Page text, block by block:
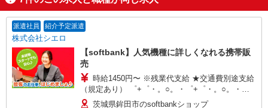
派遣社員 紹介予定派遣
株式会社シエロ
【softbank】人気機種に詳しくなれる携帯販
売
時給1450円〜 ※残業代支給 ★交通費別途支給
（規定あり） ゜+゜・。○。・゜+゜・。○。・゜
+゜ 入社祝い金10万円支給(規定有) お友達を紹介
茨城県鉾田市のsoftbankショップ